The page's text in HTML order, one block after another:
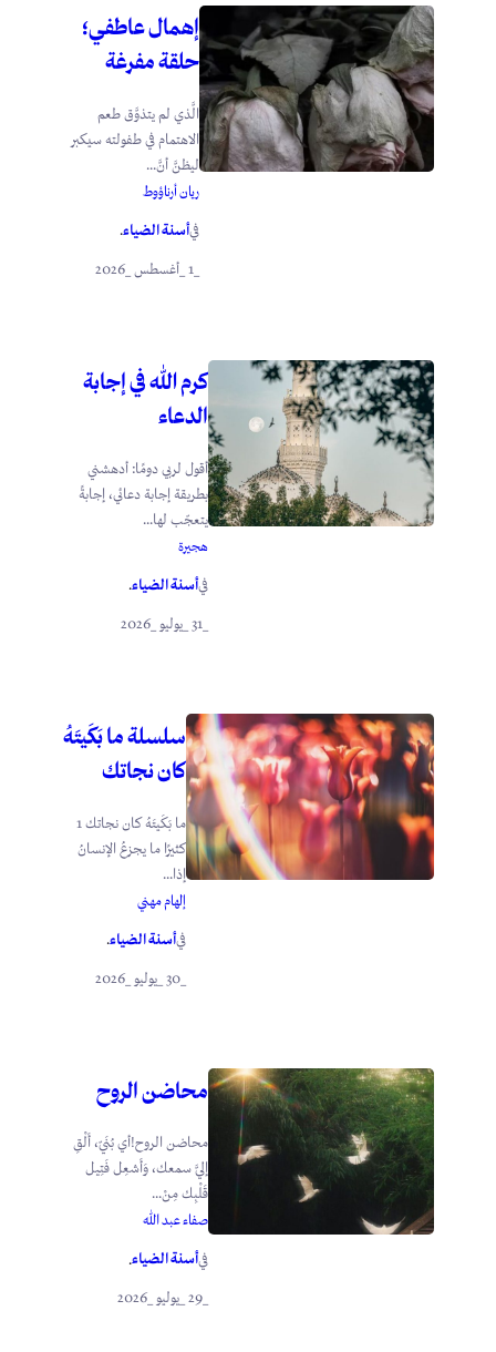
إهمال عاطفي؛
حلقة مفرغة
الَّذي لم يتذوَّق طعم
الاهتمام في طفولته سيكبر
ليظنَّ أنَّ...
ريان أرناؤوط
فيأسنة الضياء.
_1 _أغسطس _2026
كرم الله في إجابة
الدعاء
أقول لربي دومًا: أدهشني
بطريقة إجابة دعائي، إجابةً
يتعجّب لها...
هجيرة
فيأسنة الضياء.
سلسلة ما بَكَيتَهُ
كان نجاتك
ما بَكَيتَهُ كان نجاتك 1
كثيرًا ما يجزعُ الإنسانُ
إذا...
إلهام مهني
فيأسنة الضياء.
محاضن الروح
محاضن الروح!أي بُنَيّ، أَلْقِ
إليَّ سمعك، وَأَشعِل فَتِيل
قَلْبِك مِنْ...
صفاء عبد الله
فيأسنة الضياء.